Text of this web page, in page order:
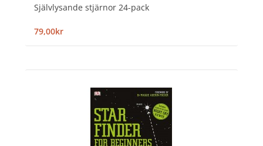
Självlysande stjärnor 24-pack
79,00kr